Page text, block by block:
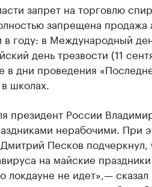
запрет на торговлю
запрещена продажа
в году: в Международный
день трезвости (11
в дни проведения
школах.
президент России
нерабочими. При
Песков подчеркнул,
на майские праздники
локдауне не идет»,—